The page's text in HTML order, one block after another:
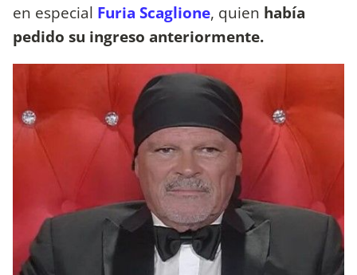
en especial Furia Scaglione, quien había
pedido su ingreso anteriormente.